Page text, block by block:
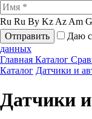
Ru Ru By Kz Az Am
Отправить
Даю
данных
Главная Каталог
Каталог Датчики и
Датчики